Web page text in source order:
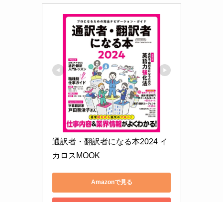
通訳者・翻訳者になる本2024 イ
カロスMOOK
Amazonで見る